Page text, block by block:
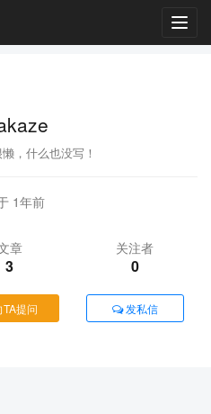
，什么也没写！
1年前
章
3
关注者
0
提问 发私信